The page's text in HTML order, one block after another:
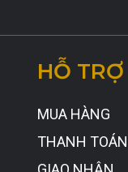
HỖ
MUA HÀNG
THANH TOÁN